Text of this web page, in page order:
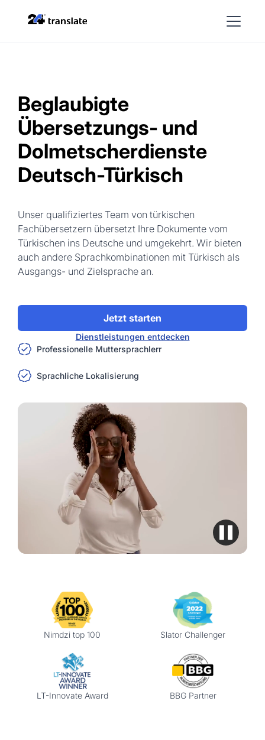
Beglaubigte
Übersetzungs- und
Dolmetscherdienste
Deutsch-Türkisch
Unser qualifiziertes Team von türkischen
Fachübersetzern übersetzt Ihre Dokumente vom
Türkischen ins Deutsche und umgekehrt. Wir bieten
auch andere Sprachkombinationen mit Türkisch als
Ausgangs- und Zielsprache an.
Jetzt starten
Dienstleistungen entdecken
Professionelle Muttersprachlerr
Sprachliche Lokalisierung
Nimdzi top 100 Slator Challenger
LT-Innovate Award BBG Partner